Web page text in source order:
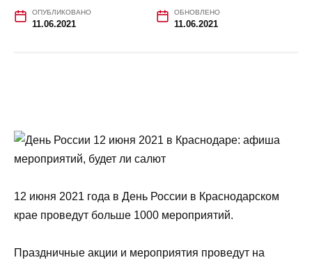
ОПУБЛИКОВАНО
11.06.2021
ОБНОВЛЕНО
11.06.2021
12 июня 2021 года в День России в Краснодарском
крае проведут больше 1000 мероприятий.
Праздничные акции и мероприятия проведут на